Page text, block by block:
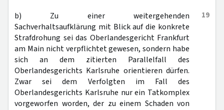
19
b) Zu einer weitergehenden
Sachverhaltsaufklärung mit Blick auf die konkrete
Strafdrohung sei das Oberlandesgericht Frankfurt
am Main nicht verpflichtet gewesen, sondern habe
sich an dem zitierten Parallelfall des
Oberlandesgerichts Karlsruhe orientieren dürfen.
Zwar sei dem Verfolgten im Fall des
Oberlandesgerichts Karlsruhe nur ein Tatkomplex
vorgeworfen worden, der zu einem Schaden von